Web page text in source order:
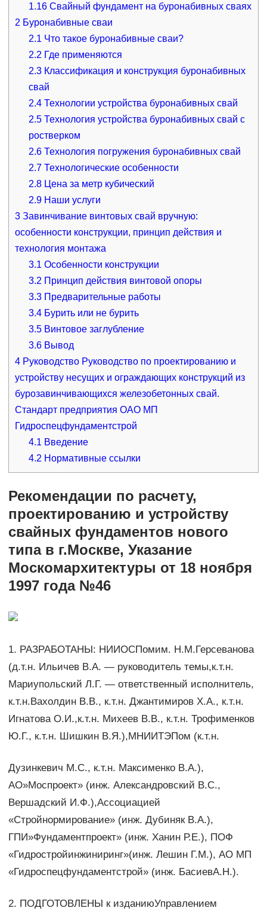
1.16 Свайный фундамент на буронабивных сваях
2 Буронабивные сваи
2.1 Что такое буронабивные сваи?
2.2 Где применяются
2.3 Классификация и конструкция буронабивных
свай
2.4 Технологии устройства буронабивных свай
2.5 Технология устройства буронабивных свай с
ростверком
2.6 Технология погружения буронабивных свай
2.7 Технологические особенности
2.8 Цена за метр кубический
2.9 Наши услуги
3Завинчивание винтовых свай вручную:
особенности конструкции, принцип действия и
технология монтажа
3.1 Особенности конструкции
3.2 Принцип действия винтовой опоры
3.3 Предварительные работы
3.4 Бурить или не бурить
3.5 Винтовое заглубление
3.6 Вывод
4Руководство Руководство по проектированию и
устройству несущих и ограждающих конструкций из
бурозавинчивающихся железобетонных свай.
Стандарт предприятия ОАО МП
Гидроспецфундаментстрой
4.1 Введение
4.2 Нормативные ссылки
Рекомендации по расчету,
проектированию и устройству
свайных фундаментов нового
типа в г.Москве, Указание
Москомархитектуры от 18 ноября
1997 года №46
1. РАЗРАБОТАНЫ: НИИОСПомим. Н.М.Герсеванова
(д.т.н. Ильичев В.А. — руководитель темы,к.т.н.
Мариупольский Л.Г. — ответственный исполнитель,
к.т.н.Вахолдин В.В., к.т.н. Джантимиров Х.А., к.т.н.
Игнатова О.И.,к.т.н. Михеев В.В., к.т.н. Трофименков
Ю.Г., к.т.н. Шишкин В.Я.),МНИИТЭПом (к.т.н.
Дузинкевич М.С., к.т.н. Максименко В.А.),
АО»Моспроект» (инж. Александровский B.C.,
Вершадский И.Ф.),Ассоциацией
«Стройнормирование» (инж. Дубиняк В.А.),
ГПИ»Фундаментпроект» (инж. Ханин Р.Е.), ПОФ
«Гидростройинжиниринг»(инж. Лешин Г.М.), АО МП
«Гидроспецфундаментстрой» (инж. БасиевА.Н.).
2. ПОДГОТОВЛЕНЫ к изданиюУправлением